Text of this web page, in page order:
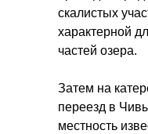
скалистых
характерной
частей озера.
Затем на
переезд в
местность